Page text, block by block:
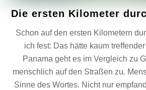
Die ersten Kilometer
Schon auf den ersten Kilometern
ich fest: Das hätte kaum
Panama geht es im Vergleich zu
menschlich auf den Straßen zu.
Sinne des Wortes. Nicht nur